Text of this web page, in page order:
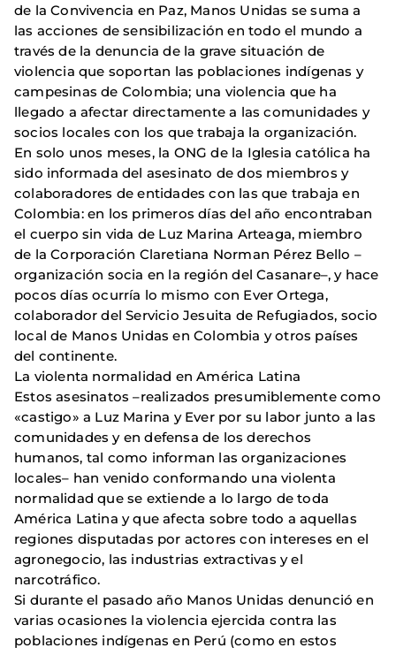
de la Convivencia en Paz, Manos Unidas se suma a
las acciones de sensibilización en todo el mundo a
través de la denuncia de la grave situación de
violencia que soportan las poblaciones indígenas y
campesinas de Colombia; una violencia que ha
llegado a afectar directamente a las comunidades y
socios locales con los que trabaja la organización.
En solo unos meses, la ONG de la Iglesia católica ha
sido informada del asesinato de dos miembros y
colaboradores de entidades con las que trabaja en
Colombia: en los primeros días del año encontraban
el cuerpo sin vida de Luz Marina Arteaga, miembro
de la Corporación Claretiana Norman Pérez Bello –
organización socia en la región del Casanare–, y hace
pocos días ocurría lo mismo con Ever Ortega,
colaborador del Servicio Jesuita de Refugiados, socio
local de Manos Unidas en Colombia y otros países
del continente.
La violenta normalidad en América Latina
Estos asesinatos –realizados presumiblemente como
«castigo» a Luz Marina y Ever por su labor junto a las
comunidades y en defensa de los derechos
humanos, tal como informan las organizaciones
locales– han venido conformando una violenta
normalidad que se extiende a lo largo de toda
América Latina y que afecta sobre todo a aquellas
regiones disputadas por actores con intereses en el
agronegocio, las industrias extractivas y el
narcotráfico.
Si durante el pasado año Manos Unidas denunció en
varias ocasiones la violencia ejercida contra las
poblaciones indígenas en Perú (como en estos